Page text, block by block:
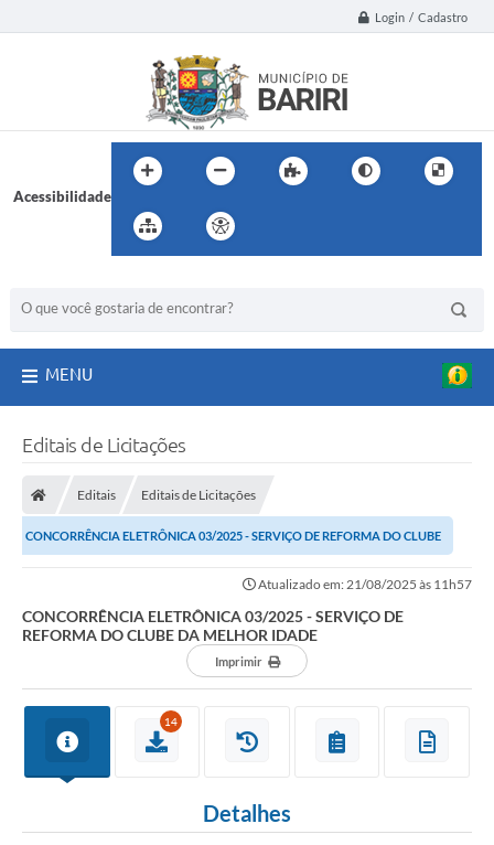
Login / Cadastro
Acessibilidade
MENU
Editais de Licitações
Editais Editais de Licitações
CONCORRÊNCIA ELETRÔNICA 03/2025 - SERVIÇO DE REFORMA DO CLUBE
Atualizado em: 21/08/2025 às 11h57
CONCORRÊNCIA ELETRÔNICA 03/2025 - SERVIÇO DE
REFORMA DO CLUBE DA MELHOR IDADE
Imprimir
14
Detalhes